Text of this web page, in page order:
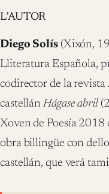
L’AUTOR
Diego Solís(Xixón,
Lliteratura Española,
codirector de la revista
castellánHágase abril
Xoven de Poesía 2018
obra billingüe con
castellán, que verá